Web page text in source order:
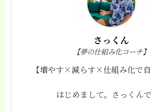
さっくん
【夢の仕組み化コーチ】
【増やす×減らす×仕組み化で自
はじめまして。さっくんで